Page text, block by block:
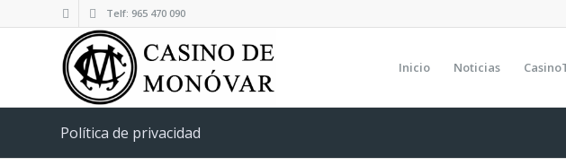
Telf: 965 470 090
Inicio Noticias
Política de privacidad